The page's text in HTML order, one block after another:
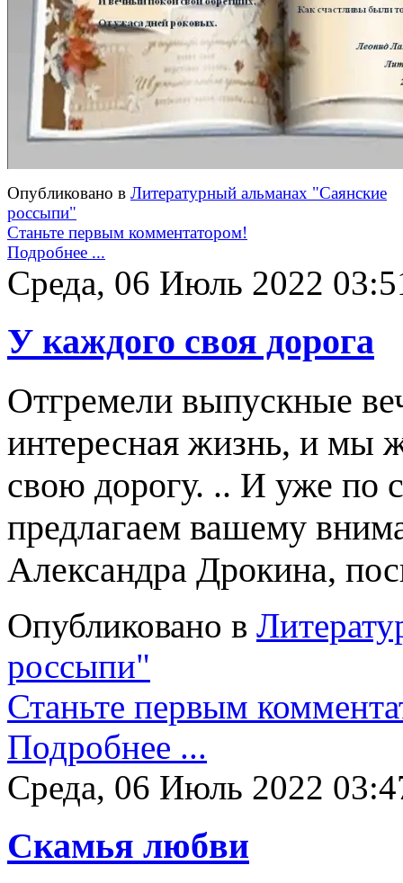
Опубликовано в Литературный альманах "Саянские
россыпи"
Станьте первым комментатором!
Подробнее ...
Среда, 06 Июль 2022
У каждого своя дорога
Отгремели выпускные
интересная жизнь, и мы
свою дорогу. .. И уже по
предлагаем вашему
Александра Дрокина,
Опубликовано в
россыпи"
Станьте первым
Подробнее ...
Среда, 06 Июль 2022
Скамья любви